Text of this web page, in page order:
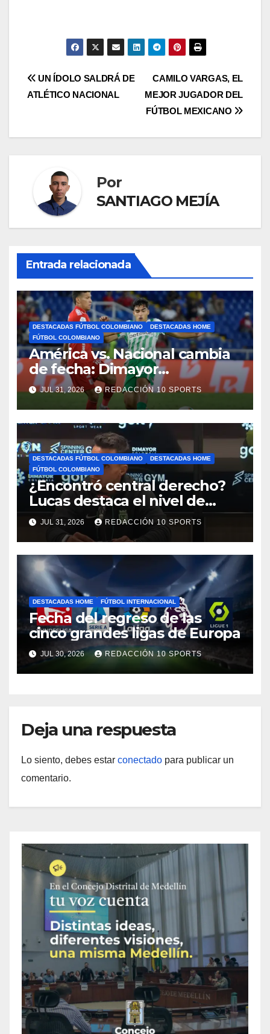
CAMILO VARGAS, EL
MEJOR JUGADOR DEL
FÚTBOL MEXICANO
UN ÍDOLO SALDRÁ DE
ATLÉTICO NACIONAL
Por
SANTIAGO MEJÍA
Entrada relacionada
DESTACADAS FÚTBOL COLOMBIANO
DESTACADAS HOME
FÚTBOL COLOMBIANO
América vs. Nacional cambia
de fecha: Dimayor
reprogramó el clásico por
motivos de seguridad
JUL 31, 2026 REDACCIÓN 10 SPORTS
DESTACADAS FÚTBOL COLOMBIANO
DESTACADAS HOME
FÚTBOL COLOMBIANO
¿Encontró central derecho?
Lucas destaca el nivel de
Néider Parra
JUL 31, 2026 REDACCIÓN 10 SPORTS
DESTACADAS HOME FÚTBOL INTERNACIONAL
Fecha del regreso de las
cinco grandes ligas de Europa
JUL 30, 2026 REDACCIÓN 10 SPORTS
Deja una respuesta
Lo siento, debes estar conectado para publicar un
comentario.